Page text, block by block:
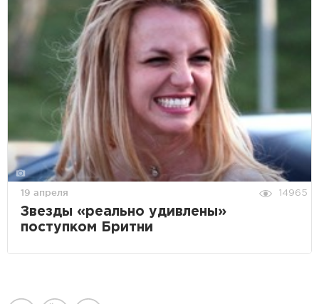
19 апреля 14965
Звезды «реально удивлены»
поступком Бритни